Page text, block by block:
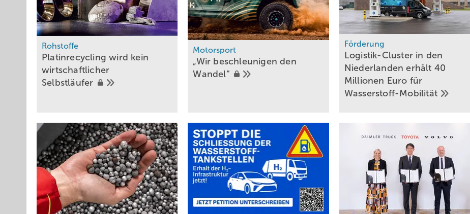
Rohstoffe
Platinrecycling wird kein
wirtschaftlicher
Selbstläufer
Motorsport
„Wir beschleunigen den
Wandel“
Förderung
Logistik-Cluster in den
Niederlanden erhält 40
Millionen Euro für
Wasserstoff-Mobilität